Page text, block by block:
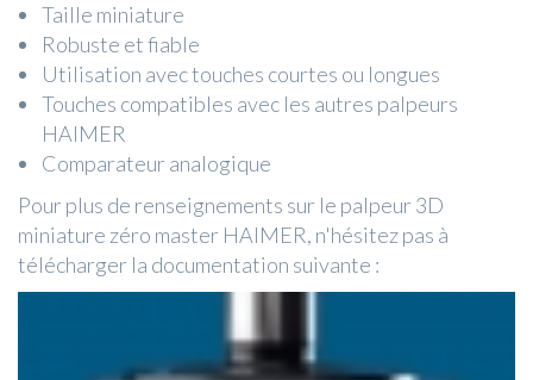
Taille miniature
Robuste et fiable
Utilisation avec touches courtes ou longues
Touches compatibles avec les autres palpeurs
HAIMER
Comparateur analogique
Pour plus de renseignements sur le palpeur 3D
miniature zéro master HAIMER, n'hésitez pas à
télécharger la documentation suivante :